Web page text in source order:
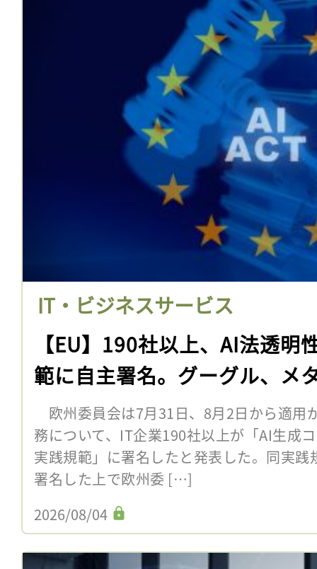
IT・ビジネスサービス
【EU】190社以上、AI法透明
範に自主署名。グーグル、メ
欧州委員会は7月31日、8月2日から適用
務について、IT企業190社以上が「AI生成
実践規範」に署名したと発表した。同実
署名した上で欧州委 […]
2026/08/04